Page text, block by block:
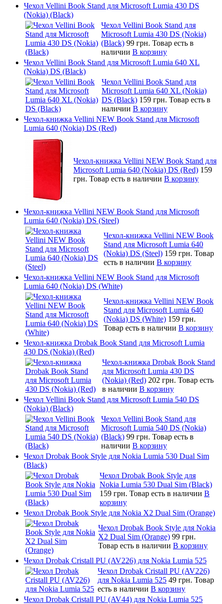
Чехол Vellini Book Stand для Microsoft Lumia 430 DS
(Nokia) (Black)
Чехол Vellini Book Stand для
Microsoft Lumia 430 DS (Nokia)
(Black) 99 грн. Товар есть в
наличии В корзину
Чехол Vellini Book Stand для Microsoft Lumia 640 XL
(Nokia) DS (Black)
Чехол Vellini Book Stand для
Microsoft Lumia 640 XL (Nokia)
DS (Black) 159 грн. Товар есть в
наличии В корзину
Чехол-книжка Vellini NEW Book Stand для Microsoft
Lumia 640 (Nokia) DS (Red)
Чехол-книжка Vellini NEW Book Stand для
Microsoft Lumia 640 (Nokia) DS (Red) 159
грн. Товар есть в наличии В корзину
Чехол-книжка Vellini NEW Book Stand для Microsoft
Lumia 640 (Nokia) DS (Steel)
Чехол-книжка Vellini NEW Book
Stand для Microsoft Lumia 640
(Nokia) DS (Steel) 159 грн. Товар
есть в наличии В корзину
Чехол-книжка Vellini NEW Book Stand для Microsoft
Lumia 640 (Nokia) DS (White)
Чехол-книжка Vellini NEW Book
Stand для Microsoft Lumia 640
(Nokia) DS (White) 159 грн.
Товар есть в наличии В корзину
Чехол-книжка Drobak Book Stand для Microsoft Lumia
430 DS (Nokia) (Red)
Чехол-книжка Drobak Book Stand
для Microsoft Lumia 430 DS
(Nokia) (Red) 202 грн. Товар есть
в наличии В корзину
Чехол Vellini Book Stand для Microsoft Lumia 540 DS
(Nokia) (Black)
Чехол Vellini Book Stand для
Microsoft Lumia 540 DS (Nokia)
(Black) 99 грн. Товар есть в
наличии В корзину
Чехол Drobak Book Style для Nokia Lumia 530 Dual Sim
(Black)
Чехол Drobak Book Style для
Nokia Lumia 530 Dual Sim (Black)
159 грн. Товар есть в наличии В
корзину
Чехол Drobak Book Style для Nokia X2 Dual Sim (Orange)
Чехол Drobak Book Style для Nokia
X2 Dual Sim (Orange) 99 грн.
Товар есть в наличии В корзину
Чехол Drobak Cristall PU (AV226) для Nokia Lumia 525
Чехол Drobak Cristall PU (AV226)
для Nokia Lumia 525 49 грн. Товар
есть в наличии В корзину
Чехол Drobak Cristall PU (AV44) для Nokia Lumia 525